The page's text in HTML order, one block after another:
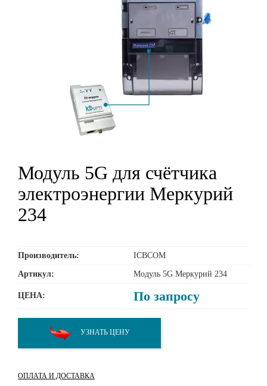
Модуль 5G для счётчика
электроэнергии Меркурий
234
Производитель: ICBCOM
Артикул: Модуль 5G Меркурий 234
ЦЕНА: По запросу
УЗНАТЬ ЦЕНУ
ОПЛАТА И ДОСТАВКА